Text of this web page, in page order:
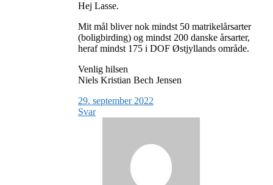
Hej Lasse.
Mit mål bliver nok mindst 50 matrikelårsarter
(boligbirding) og mindst 200 danske årsarter,
heraf mindst 175 i DOF Østjyllands område.
Venlig hilsen
Niels Kristian Bech Jensen
29. september 2022
Svar